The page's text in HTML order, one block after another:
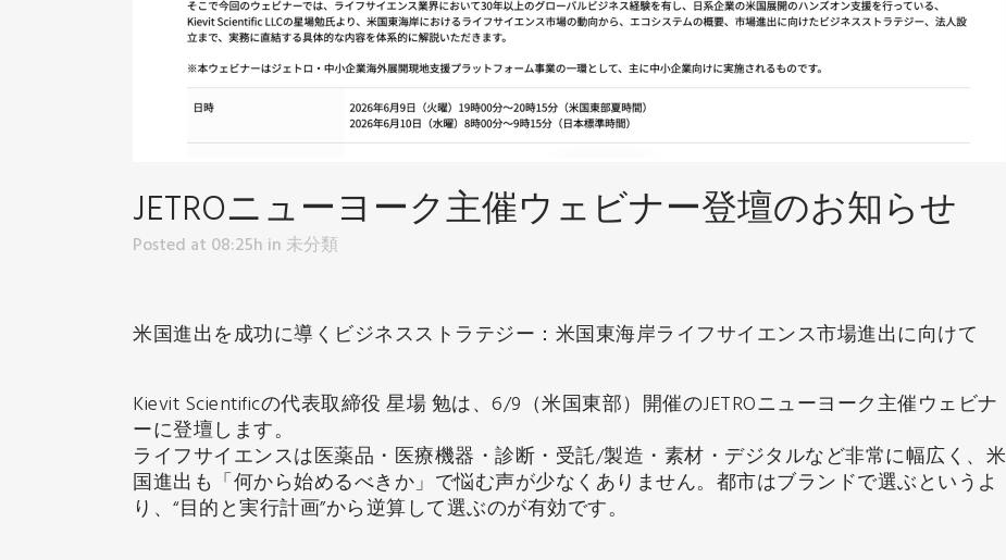
JETROニューヨーク主催ウェビナー登壇のお知らせ
Posted at 08:25h in 未分類
米国進出を成功に導くビジネスストラテジー：米国東海岸ライフサイエンス市場進出に向けて
Kievit Scientificの代表取締役 星場 勉は、6/9（米国東部）開催のJETROニューヨーク主催ウェビナ
ーに登壇します。
ライフサイエンスは医薬品・医療機器・診断・受託/製造・素材・デジタルなど非常に幅広く、米
国進出も「何から始めるべきか」で悩む声が少なくありません。都市はブランドで選ぶというよ
り、“目的と実行計画”から逆算して選ぶのが有効です。